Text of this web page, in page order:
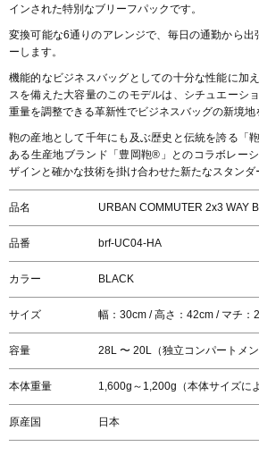
インされた特別なブリーフパックです。
変換可能な6通りのアレンジで、毎日の通勤から
ーします。
機能的なビジネスバッグとしての十分な性能に加
スを備えた大容量のこのモデルは、シチュエーシ
重量を調整できる革新性でビジネスバッグの新境地
鞄の産地として千年にも及ぶ歴史と伝統を誇る
ある生産地ブランド「豊岡鞄®」とのコラボレー
ザインと確かな技術を掛け合わせた新たなスタンダ
品名 URBAN COMMUTER 2x3 WAY
品番 brf-UC04-HA
カラー BLACK
サイズ 幅：30cm / 高さ：42cm / マチ：
容量 28L 〜 20L（独立コンパートメ
本体重量 1,600g～1,200g（本体サイズに
原産国 日本